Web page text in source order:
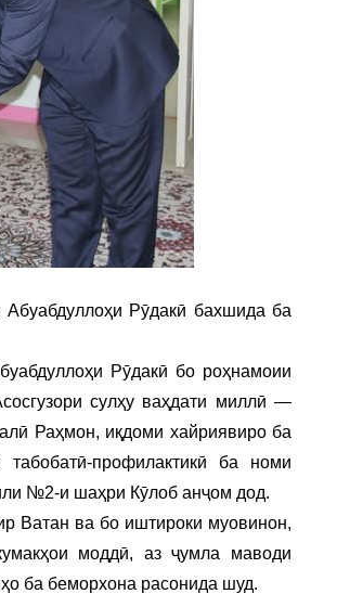
Рӯдакӣ бахшида ба
Рӯдакӣ бо роҳнамоии
сулҳу ваҳдати миллӣ —
Раҳмон, иқдоми хайриявиро ба
профилактикӣ ба номи
№2-и шаҳри Кӯлоб анҷом дод.
Ватан ва бо иштироки муовинон,
моддӣ, аз ҷумла маводи
ба беморхона расонида шуд.